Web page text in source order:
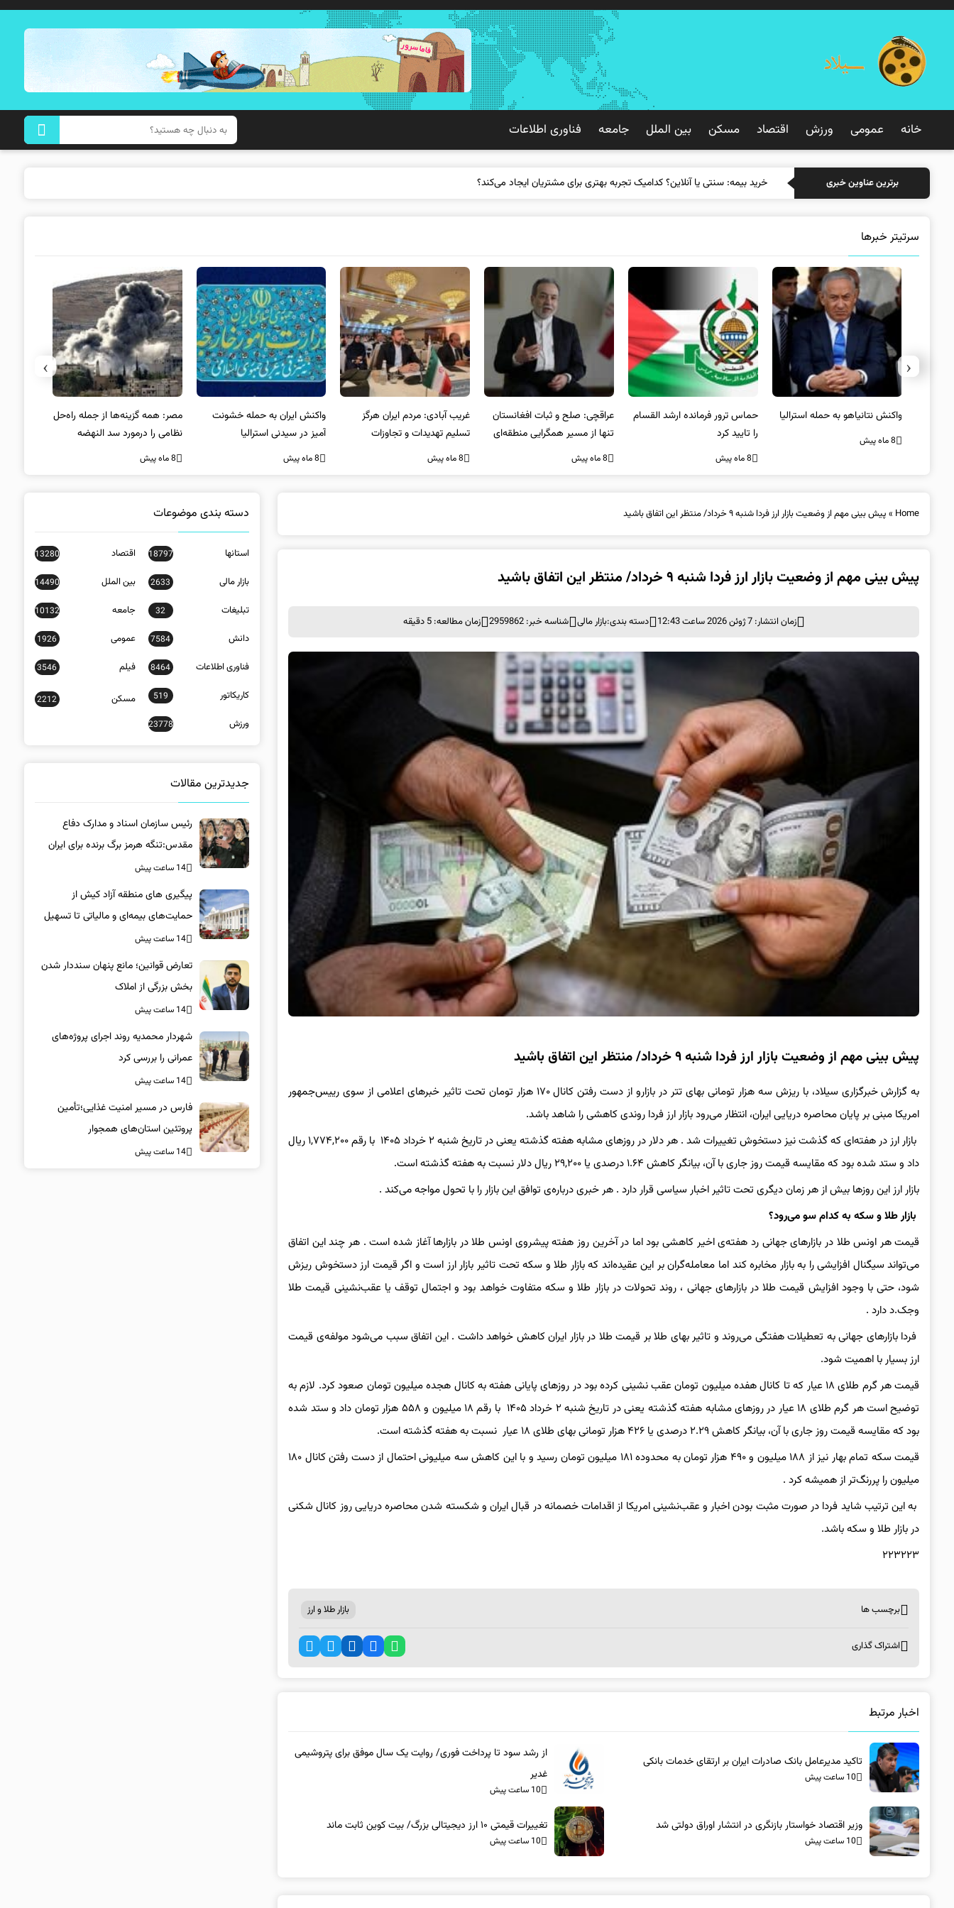
خانه عمومی ورزش اقتصاد مسکن بین الملل جامعه فناوری اطلاعات
برترین عناوین خبری خرید بیمه: سنتی یا آنلاین؟ کدامیک تجربه بهتری برای مشتریان ایجاد می‌کند؟
سرتیتر خبرها
حماس ترور فرمانده ارشد القسام
را تایید کرد
عراقچی: صلح و ثبات افغانستان
تنها از مسیر همگرایی منطقه‌ای
محقق می‌شود
8 ماه پیش
غریب آبادی: مردم ایران هرگز
تسلیم تهدیدات و تجاوزات
نخواهند شد و متحد و منسجم
8 ماه پیش
واکنش ایران به حمله خشونت
آمیز در سیدنی استرالیا
8 ماه پیش
مصر: همه گزینه‌ها از جمله راه‌حل
نظامی را درمورد سد النهضه
بررسی می‌کنیم
8 ماه پیش
واکنش آمریکا به تیراندازی مرگبار
در سیدنی
8 ماه پیش
‹
›
Home
» پیش بینی مهم از وضعیت بازار ارز فردا شنبه ۹ خرداد/ منتظر این اتفاق باشید
پیش بینی مهم از وضعیت بازار ارز فردا شنبه ۹ خرداد/ منتظر این اتفاق باشید
زمان انتشار: 7 ژوئن 2026 ساعت 12:43 دسته بندی:بازار مالی شناسه خبر: 2959862 زمان مطالعه: 5 دقیقه
پیش بینی مهم از وضعیت بازار ارز فردا شنبه ۹ خرداد/ منتظر این اتفاق باشید
به گزارش خبرگزاری سیلاد، با ریزش سه هزار تومانی بهای تتر در بازارو از دست رفتن کانال ۱۷۰ هزار تومان تحت تاثیر خبرهای اعلامی از سوی رییس‌جمهور
امریکا مبنی بر پایان محاصره دریایی ایران، انتظار می‌رود بازار ارز فردا روندی کاهشی را شاهد باشد.
بازار ارز در هفته‌ای که گذشت نیز دستخوش تغییرات شد . هر دلار در روزهای مشابه هفته گذشته یعنی در تاریخ شنبه ۲ خرداد ۱۴۰۵ با رقم ۱,۷۷۴,۲۰۰ ریال
داد و ستد شده بود که مقایسه قیمت روز جاری با آن، بیانگر کاهش ۱.۶۴ درصدی یا ۲۹,۲۰۰ ریال دلار نسبت به هفته گذشته است.
بازار ارز این روزها بیش از هر زمان دیگری تحت تاثیر اخبار سیاسی قرار دارد . هر خبری درباره‌ی توافق این بازار را با تحول مواجه می‌کند .
بازار طلا و سکه به کدام سو می‌رود؟
قیمت هر اونس طلا در بازارهای جهانی رد هفته‌ی اخیر کاهشی بود اما در آخرین روز هفته پیشروی اونس طلا در بازارها آغاز شده است . هر چند این اتفاق
می‌تواند سیگنال افزایشی را به بازار مخابره کند اما معامله‌گران بر این عقیده‌اند که بازار طلا و سکه تحت تاثیر بازار ارز است و اگر قیمت ارز دستخوش ریزش
شود، حتی با وجود افزایش قیمت طلا در بازارهای جهانی ، روند تحولات در بازار طلا و سکه متفاوت خواهد بود و اجتمال توقف یا عقب‌نشینی قیمت طلا
وجک.د دارد .
فردا بازارهای جهانی به تعطیلات هفتگی می‌روند و تاثیر بهای طلا بر قیمت طلا در بازار ایران کاهش خواهد داشت . این اتفاق سبب می‌شود مولفه‌ی قیمت
ارز بسیار با اهمیت شود.
قیمت هر گرم طلای ۱۸ عیار که تا کانال هفده میلیون تومان عقب نشینی کرده بود در روزهای پایانی هفته به کانال هجده میلیون تومان صعود کرد. لازم به
توضیح است هر گرم طلای ۱۸ عیار در روزهای مشابه هفته گذشته یعنی در تاریخ شنبه ۲ خرداد ۱۴۰۵ با رقم ۱۸ میلیون و ۵۵۸ هزار تومان داد و ستد شده
بود که مقایسه قیمت روز جاری با آن، بیانگر کاهش ۲.۲۹ درصدی یا ۴۲۶ هزار تومانی بهای طلای ۱۸ عیار نسبت به هفته گذشته است.
قیمت سکه تمام بهار نیز از ۱۸۸ میلیون و ۴۹۰ هزار تومان به محدوده ۱۸۱ میلیون تومان رسید و با این کاهش سه میلیونی احتمال از دست رفتن کانال ۱۸۰
میلیون را پررنگ‌تر از همیشه کرد .
به این ترتیب شاید فردا در صورت مثبت بودن اخبار و عقب‌نشینی امریکا از اقدامات خصمانه در قبال ایران و شکسته شدن محاصره دریایی روز کانال شکنی
در بازار طلا و سکه باشد.
۲۲۳۲۲۳
برچسب ها بازار طلا و ارز
اشتراک گذاری
اخبار مرتبط
تاکید مدیرعامل بانک صادرات ایران بر ارتقای خدمات بانکی​
10 ساعت پیش
از رشد سود تا پرداخت فوری/ روایت یک سال موفق برای پتروشیمی
غدیر
10 ساعت پیش
وزیر اقتصاد خواستار بازنگری در انتشار اوراق دولتی شد
10 ساعت پیش
تغییرات قیمتی ۱۰ ارز دیجیتالی بزرگ/ بیت کوین ثابت ماند
10 ساعت پیش
دسته بندی موضوعات
استانها 18797 اقتصاد 13280
بازار مالی 2633 بین الملل 14490
تبلیغات 32 جامعه 10132
دانش 7584 عمومی 1926
فناوری اطلاعات 8464 فیلم 3546
کاریکاتور 519 مسکن 2212
ورزش 23778
جدیدترین مقالات
رئیس سازمان اسناد و مدارک دفاع
مقدس:تنگه هرمز برگ برنده برای ایران
است
14 ساعت پیش
پیگیری های منطقه آزاد کیش از
حمایت‌های بیمه‌ای و مالیاتی تا تسهیل
خروج کالا
14 ساعت پیش
تعارض قوانین؛ مانع پنهان سنددار شدن
بخش بزرگی از املاک
14 ساعت پیش
شهردار محمدیه روند اجرای پروژه‌های
عمرانی را بررسی کرد
14 ساعت پیش
فارس در مسیر امنیت غذایی؛تأمین‌
پروتئین استان‌های همجوار
14 ساعت پیش